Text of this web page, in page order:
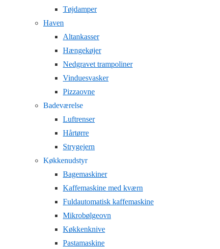
Tøjdamper
Haven
Altankasser
Hængekøjer
Nedgravet trampoliner
Vinduesvasker
Pizzaovne
Badeværelse
Luftrenser
Hårtørre
Strygejern
Køkkenudstyr
Bagemaskiner
Kaffemaskine med kværn
Fuldautomatisk kaffemaskine
Mikrobølgeovn
Køkkenknive
Pastamaskine